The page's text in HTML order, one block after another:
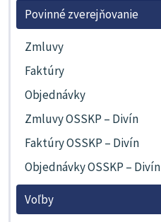
Povinné zverejňovanie
Zmluvy
Faktúry
Objednávky
Zmluvy OSSKP – Divín
Faktúry OSSKP – Divín
Objednávky OSSKP – Divín
Voľby